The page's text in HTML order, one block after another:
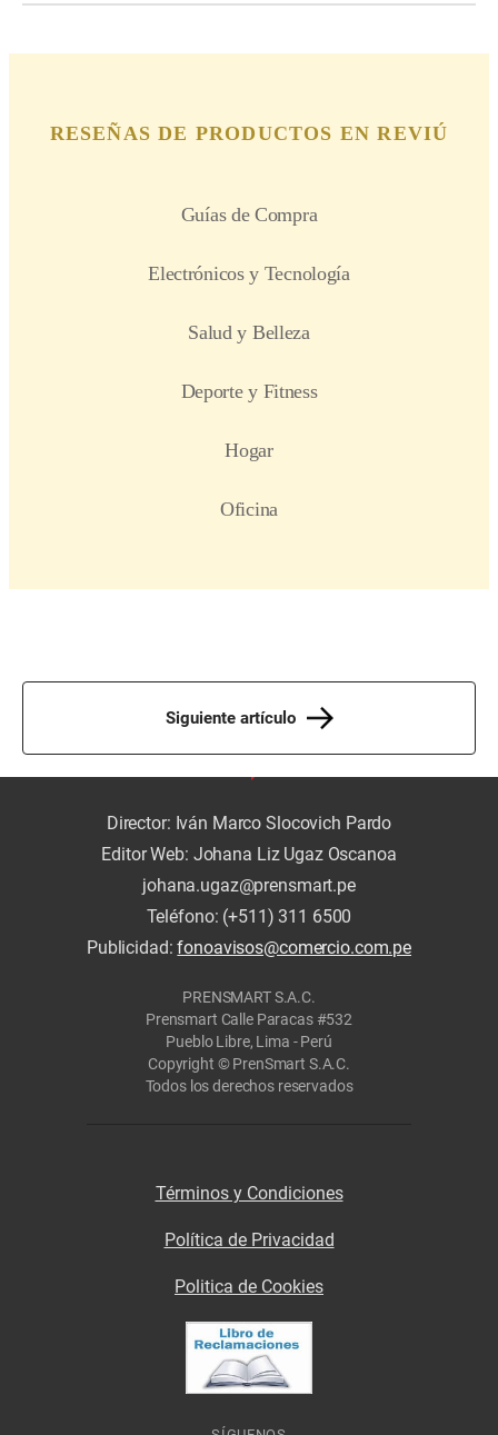
Siguiente artículo
Director: Iván Marco Slocovich Pardo
Editor Web: Johana Liz Ugaz Oscanoa
johana.ugaz@prensmart.pe
Teléfono: (+511) 311 6500
Publicidad:fonoavisos@comercio.com.pe
PRENSMART S.A.C.
Prensmart Calle Paracas #532
Pueblo Libre, Lima - Perú
Copyright © PrenSmart S.A.C.
Todos los derechos reservados
Términos y Condiciones
Política de Privacidad
Politica de Cookies